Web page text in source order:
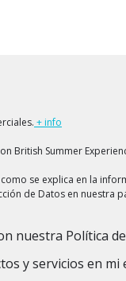
+ info
British Summer
se explica en la
de Datos en nuestra
nuestra Política
y servicios en mi